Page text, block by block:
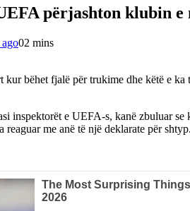
përjashton klubin
ago02 mins
bëhet fjalë për trukime dhe këtë e
inspektorët e UEFA-s, kanë zbuluar
me anë të një deklarate për shtyp.